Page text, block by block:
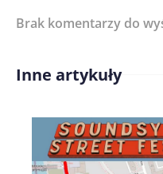
Brak komentarzy do
Inne artykuły